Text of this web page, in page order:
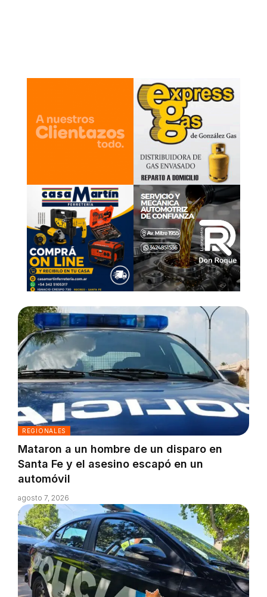
REGIONALES
Mataron a un hombre de un disparo en
Santa Fe y el asesino escapó en un
automóvil
agosto 7, 2026